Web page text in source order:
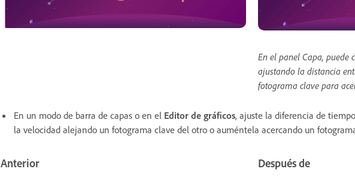
En el panel Capa,
ajustando la distancia
fotograma clave para
En un modo de barra de capas o en el Editor de gráficos, ajuste la diferencia de
la velocidad alejando un fotograma clave del otro o auméntela acercando un
Anterior Después de